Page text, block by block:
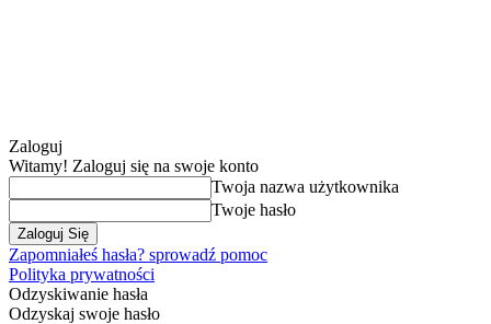
Zaloguj
Witamy! Zaloguj się na swoje konto
Twoja nazwa użytkownika
Twoje hasło
Zapomniałeś hasła? sprowadź pomoc
Polityka prywatności
Odzyskiwanie hasła
Odzyskaj swoje hasło